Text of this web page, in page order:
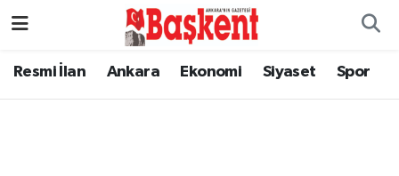
Resmi İlan Ankara Ekonomi Siyaset Spor